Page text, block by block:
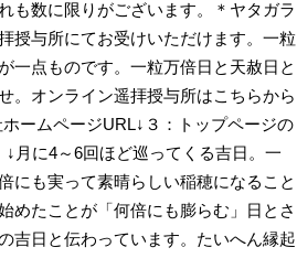
も数に限りがございます。＊ヤタガラ
授与所にてお受けいただけます。一粒
一点ものです。一粒万倍日と天赦日と
。オンライン遥拝授与所はこちらから
ームページURL↓３：トップページの
月に4～6回ほど巡ってくる吉日。一
にも実って素晴らしい稲穂になること
めたことが「何倍にも膨らむ」日とさ
吉日と伝わっています。たいへん縁起